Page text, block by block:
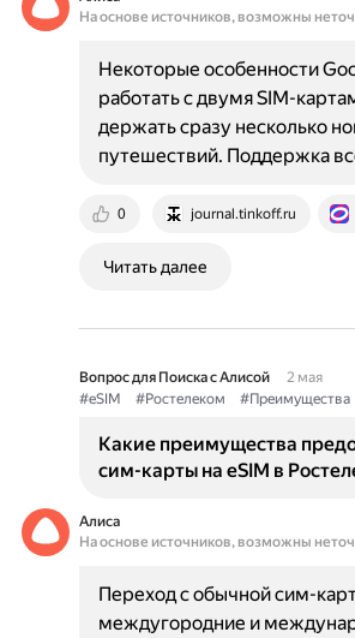
На основе источников, возможны
0 journal.tinkoff.ru
Некоторые особенности
работать с двумя SIM-
держать сразу несколько
путешествий. Поддержка
Читать далее
Вопрос для Поиска с Алисой
2 мая
#eSIM
#Ростелеком #Преимущества
Какие преимущества
сим-карты на eSIM в
Алиса
На основе источников, возможны
Переход с обычной сим-
междугородние и